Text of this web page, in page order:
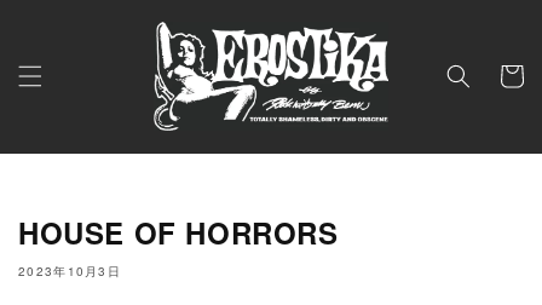
ー
HOUSE OF HORRORS
2023年10月3日